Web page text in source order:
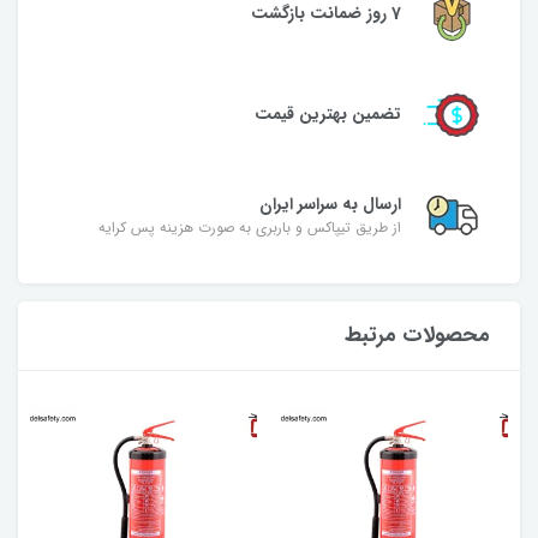
7 روز ضمانت بازگشت
تضمین بهترین قیمت
ارسال به سراسر ایران
از طریق تیپاکس و باربری به صورت هزینه پس کرایه
محصولات مرتبط